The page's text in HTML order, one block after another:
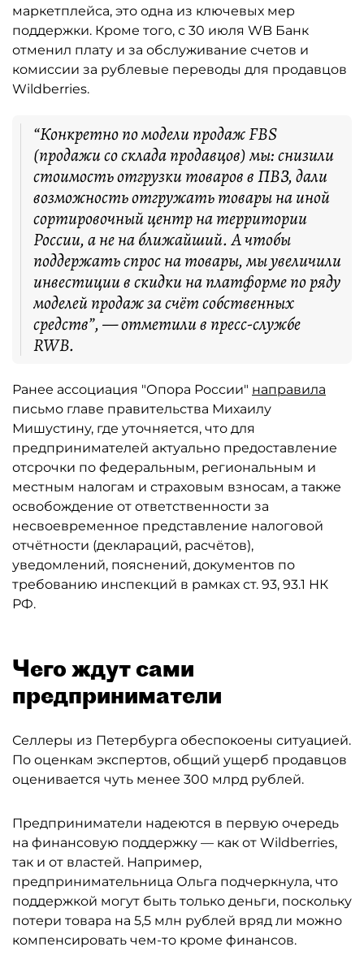
маркетплейса, это одна из ключевых мер
поддержки. Кроме того, с 30 июля WB Банк
отменил плату и за обслуживание счетов и
комиссии за рублевые переводы для продавцов
Wildberries.
“Конкретно по модели продаж FBS
(продажи со склада продавцов) мы: снизили
стоимость отгрузки товаров в ПВЗ, дали
возможность отгружать товары на иной
сортировочный центр на территории
России, а не на ближайший. А чтобы
поддержать спрос на товары, мы увеличили
инвестиции в скидки на платформе по ряду
моделей продаж за счёт собственных
средств”, — отметили в пресс-службе
RWB.
Ранее ассоциация "Опора России" направила
письмо главе правительства Михаилу
Мишустину, где уточняется, что для
предпринимателей актуально предоставление
отсрочки по федеральным, региональным и
местным налогам и страховым взносам, а также
освобождение от ответственности за
несвоевременное представление налоговой
отчётности (деклараций, расчётов),
уведомлений, пояснений, документов по
требованию инспекций в рамках ст. 93, 93.1 НК
РФ.
Чего ждут сами
предприниматели
Селлеры из Петербурга обеспокоены ситуацией.
По оценкам экспертов, общий ущерб продавцов
оценивается чуть менее 300 млрд рублей.
Предприниматели надеются в первую очередь
на финансовую поддержку — как от Wildberries,
так и от властей. Например,
предпринимательница Ольга подчеркнула, что
поддержкой могут быть только деньги, поскольку
потери товара на 5,5 млн рублей вряд ли можно
компенсировать чем-то кроме финансов.